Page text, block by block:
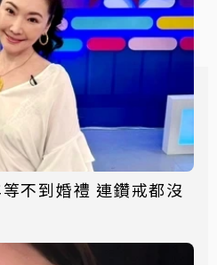
不到婚禮 連鑽戒都沒